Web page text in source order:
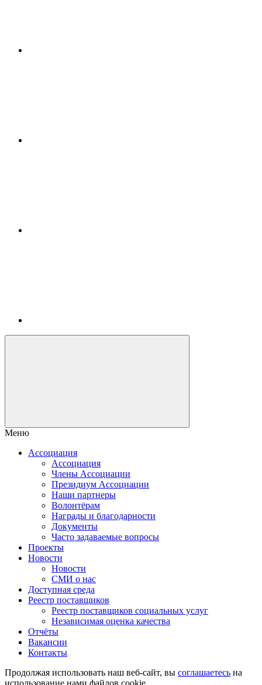
Меню
Ассоциация
Ассоциация
Члены Ассоциации
Президиум Ассоциации
Наши партнеры
Волонтёрам
Награды и благодарности
Документы
Часто задаваемые вопросы
Проекты
Новости
Новости
СМИ о нас
Доступная среда
Реестр поставщиков
Реестр поставщиков социальных услуг
Независимая оценка качества
Отчёты
Вакансии
Контакты
Продолжая использовать наш веб-сайт, вы соглашаетесь на
использование нами файлов cookie.